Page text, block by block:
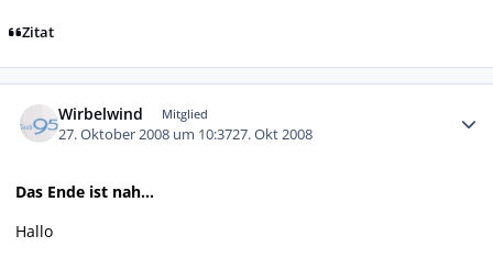
Zitat
Wirbelwind Mitglied
27. Oktober 2008 um 10:3727. Okt 2008
Das Ende ist nah...
Hallo